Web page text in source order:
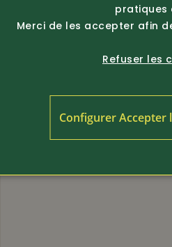
pratiques
Merci de les accepter afin
Refuser les
Configurer Accepter